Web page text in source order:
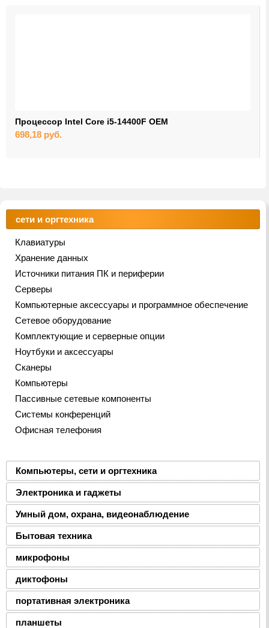
Процессор Intel Core i5-14400F OEM
698,18 руб.
сети и оргтехника
Клавиатуры
Хранение данных
Источники питания ПК и периферии
Серверы
Компьютерные аксессуары и программное обеспечение
Сетевое оборудование
Комплектующие и серверные опции
Ноутбуки и аксессуары
Сканеры
Компьютеры
Пассивные сетевые компоненты
Системы конференций
Офисная телефония
Компьютеры, сети и оргтехника
Электроника и гаджеты
Умный дом, охрана, видеонаблюдение
Бытовая техника
микрофоны
диктофоны
портативная электроника
планшеты